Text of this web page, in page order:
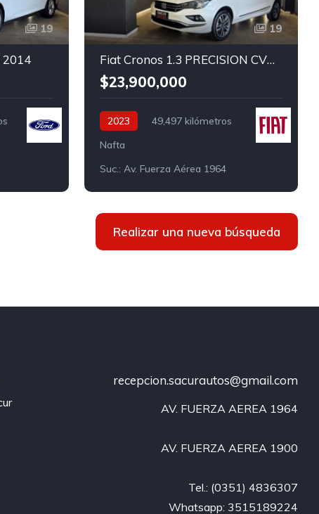
19
2014
19
Fiat Cronos 1.3 PRECISION CVT 2023
$23,900,000
2023
49,497 kilómetros
Nafta
Suc.: Av. Fuerza Aérea 1964
Realizar una nueva búsqueda
recepcion.sacurautos@gmail.com
AV. FUERZA AEREA 1964
AV. FUERZA AEREA 1900
Tel.: (0351) 4836307
Whatsapp: 3515189224